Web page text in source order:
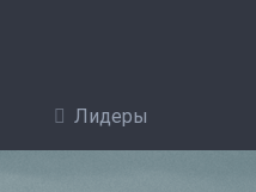
Лидеры